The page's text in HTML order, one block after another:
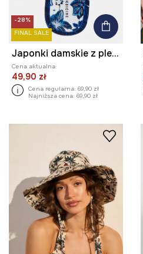
-28%
FINAL SALE
Japonki damskie z plecionymi paskami
Cena aktualna:
49,90 zł
Cena regularna: 69,90 zł
Najniższa cena: 69,90 zł